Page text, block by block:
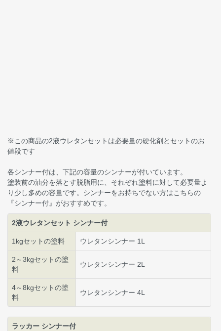
※この商品の2液ウレタンセットは必要量の硬化剤とセットのお
値段です
各シンナー付は、下記の容量のシンナーが付いています。
塗装前の油分を落とす脱脂用に、それぞれ塗料に対して必要量よ
り少し多めの容量です。シンナーをお持ちでない方はこちらの
『シンナー付』がおすすめです。
2液ウレタンセット シンナー付
1kgセットの塗料 ウレタンシンナー 1L
2～3kgセットの塗
料
ウレタンシンナー 2L
4～8kgセットの塗
料
ウレタンシンナー 4L
ラッカー シンナー付